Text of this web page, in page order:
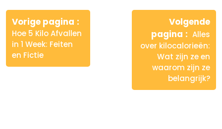
Berichtnavigatie
Vorige pagina
Hoe 5 Kilo Afvallen
in 1 Week: Feiten
en Fictie
Volgende
pagina
Alles
over kilocalorieën:
Wat zijn ze en
waarom zijn ze
belangrijk?